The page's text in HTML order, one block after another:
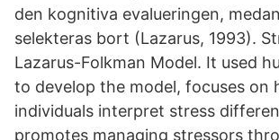
den kognitiva evalueringen,
selekteras bort (Lazarus, 1993).
Lazarus-Folkman Model. It used
to develop the model, focuses on
individuals interpret stress
promotes managing stressors